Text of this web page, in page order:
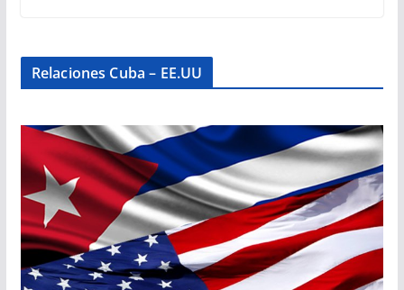
Relaciones Cuba – EE.UU